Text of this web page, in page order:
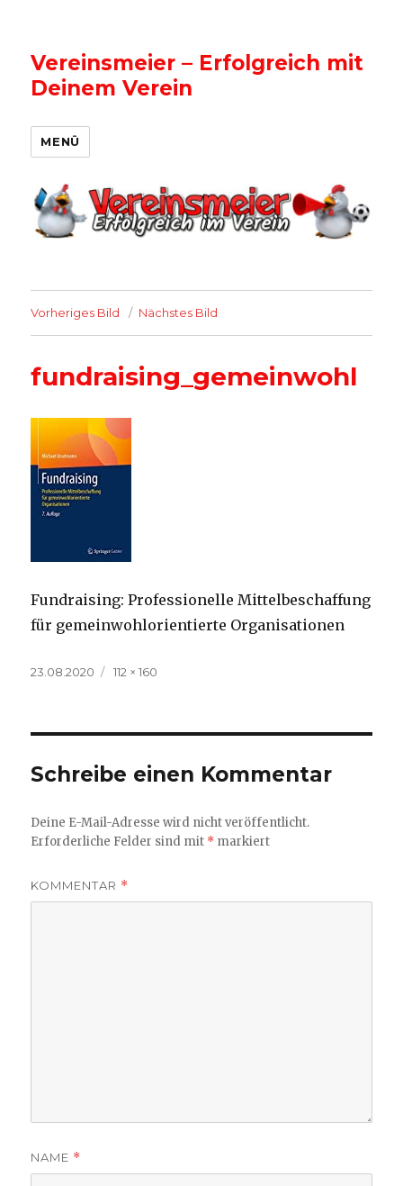
Vereinsmeier – Erfolgreich mit
Deinem Verein
MENÜ
Vorheriges Bild Nächstes Bild
fundraising_gemeinwohl
Fundraising: Professionelle Mittelbeschaffung
für gemeinwohlorientierte Organisationen
Veröffentlicht
23.08.2020
Volle
112 × 160
Schreibe einen Kommentar
Deine E-Mail-Adresse wird nicht veröffentlicht.
Erforderliche Felder sind mit * markiert
KOMMENTAR *
NAME *